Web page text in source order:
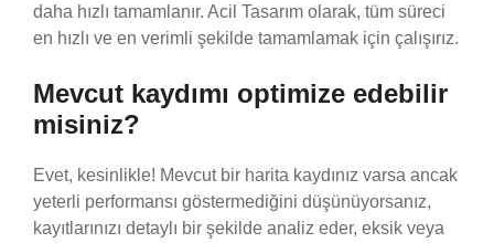
daha hızlı tamamlanır. Acil Tasarım olarak, tüm süreci
en hızlı ve en verimli şekilde tamamlamak için çalışırız.
Mevcut kaydımı optimize edebilir
misiniz?
Evet, kesinlikle! Mevcut bir harita kaydınız varsa ancak
yeterli performansı göstermediğini düşünüyorsanız,
kayıtlarınızı detaylı bir şekilde analiz eder, eksik veya